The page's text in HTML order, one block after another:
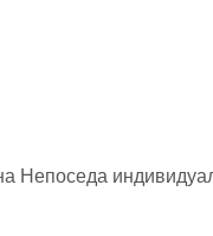
Непоседа